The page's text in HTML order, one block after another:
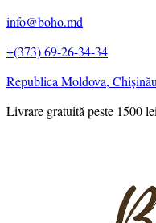
info@boho.md
+(373) 69-26-34-34
Republica Moldova,
Livrare gratuită peste 1500